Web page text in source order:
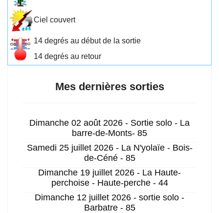
Ciel couvert
14 degrés au début de la sortie
14 degrés au retour
Mes dernières sorties
Dimanche 02 août 2026 - Sortie solo - La
barre-de-Monts- 85
Samedi 25 juillet 2026 - La N'yolaïe - Bois-
de-Céné - 85
Dimanche 19 juillet 2026 - La Haute-
perchoise - Haute-perche - 44
Dimanche 12 juillet 2026 - sortie solo -
Barbatre - 85